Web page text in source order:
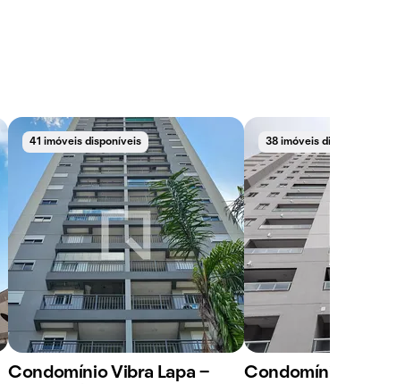
41 imóveis disponíveis
Condomínio Vibra Lapa -
38 imóveis disponíveis
Condomínio